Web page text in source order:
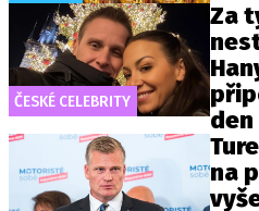
ČESKÉ CELEBRITY
Za
den
na